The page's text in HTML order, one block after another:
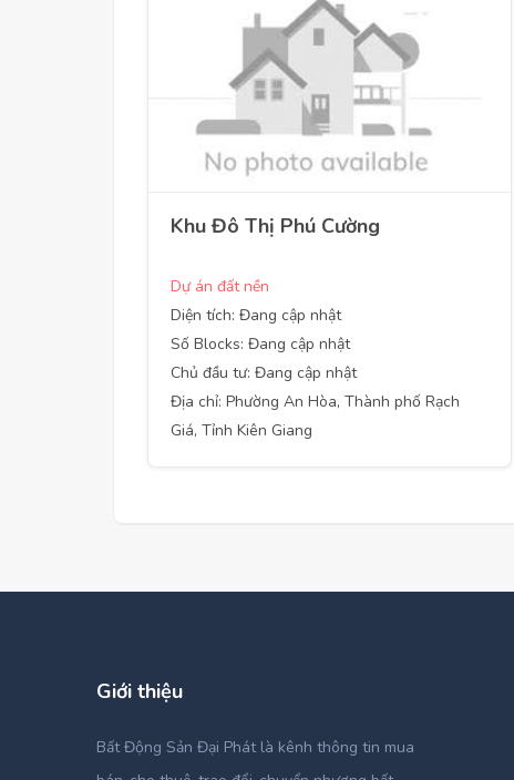
Khu Đô Thị Phú Cường
Dự án đất nền
Diện tích: Đang cập nhật
Số Blocks: Đang cập nhật
Chủ đầu tư: Đang cập nhật
Địa chỉ: Phường An Hòa, Thành phố Rạch
Giá, Tỉnh Kiên Giang
Giới thiệu
Bất Động Sản Đại Phát là kênh thông tin mua